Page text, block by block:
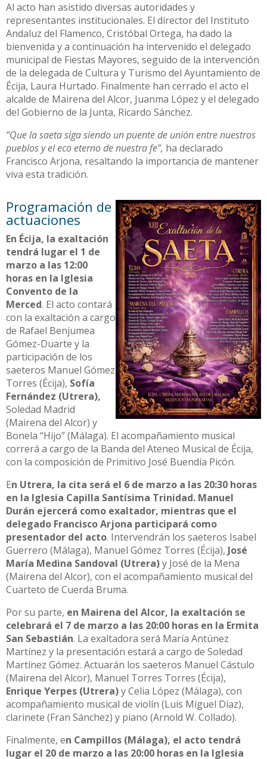
Al acto han asistido diversas autoridades y
representantes institucionales. El director del Instituto
Andaluz del Flamenco, Cristóbal Ortega, ha dado la
bienvenida y a continuación ha intervenido el delegado
municipal de Fiestas Mayores, seguido de la intervención
de la delegada de Cultura y Turismo del Ayuntamiento de
Écija, Laura Hurtado. Finalmente han cerrado el acto el
alcalde de Mairena del Alcor, Juanma López y el delegado
del Gobierno de la Junta, Ricardo Sánchez.
“Que la saeta siga siendo un puente de unión entre nuestros
pueblos y el eco eterno de nuestra fe”, ha declarado
Francisco Arjona, resaltando la importancia de mantener
viva esta tradición.
Programación de
actuaciones
En Écija, la exaltación
tendrá lugar el 1 de
marzo a las 12:00
horas en la Iglesia
Convento de la
Merced. El acto contará
con la exaltación a cargo
de Rafael Benjumea
Gómez-Duarte y la
participación de los
saeteros Manuel Gómez
Torres (Écija), Sofía
Fernández (Utrera),
Soledad Madrid
(Mairena del Alcor) y
Bonela “Hijo” (Málaga). El acompañamiento musical
correrá a cargo de la Banda del Ateneo Musical de Écija,
con la composición de Primitivo José Buendía Picón.
En Utrera, la cita será el 6 de marzo a las 20:30 horas
en la Iglesia Capilla Santísima Trinidad. Manuel
Durán ejercerá como exaltador, mientras que el
delegado Francisco Arjona participará como
presentador del acto. Intervendrán los saeteros Isabel
Guerrero (Málaga), Manuel Gómez Torres (Écija), José
María Medina Sandoval (Utrera)y José de la Mena
(Mairena del Alcor), con el acompañamiento musical del
Cuarteto de Cuerda Bruma.
Por su parte, en Mairena del Alcor, la exaltación se
celebrará el 7 de marzo a las 20:00 horas en la Ermita
San Sebastián. La exaltadora será María Antúnez
Martínez y la presentación estará a cargo de Soledad
Martínez Gómez. Actuarán los saeteros Manuel Cástulo
(Mairena del Alcor), Manuel Torres Torres (Écija),
Enrique Yerpes (Utrera)y Celia López (Málaga), con
acompañamiento musical de violín (Luis Miguel Díaz),
clarinete (Fran Sánchez) y piano (Arnold W. Collado).
Finalmente, en Campillos (Málaga), el acto tendrá
lugar el 20 de marzo a las 20:00 horas en la Iglesia